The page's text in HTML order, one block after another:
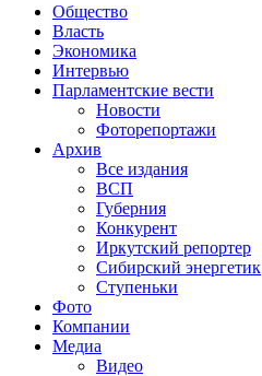
Общество
Власть
Экономика
Интервью
Парламентские вести
Новости
Фоторепортажи
Архив
Все издания
ВСП
Губерния
Конкурент
Иркутский репортер
Сибирский энергетик
Ступеньки
Фото
Компании
Медиа
Видео